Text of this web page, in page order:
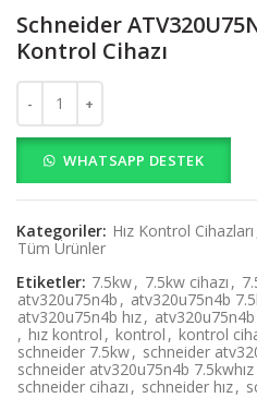
Schneider
Kontrol Cihazı
Schneider ATV320U75N4B 7.5kW
WHATSAPP DESTEK
Kategoriler: Hız Kontrol Cihazları
Tüm Ürünler
Etiketler: 7.5kw, 7.5kw cihazı ,
atv320u75n4b , atv320u75n4b
atv320u75n4b hız,
, hız kontrol , kontrol , kontrol
schneider 7.5kw, schneider
schneider atv320u75n4b
schneider cihazı , schneider hız,